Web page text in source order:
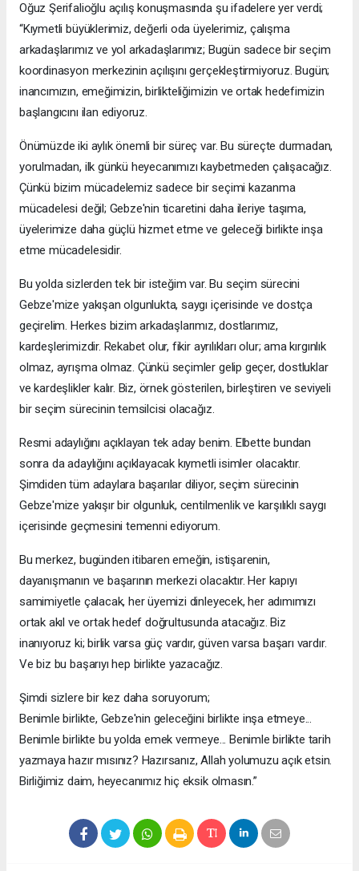
Oğuz Şerifalioğlu açılış konuşmasında şu ifadelere yer verdi;
“Kıymetli büyüklerimiz, değerli oda üyelerimiz, çalışma
arkadaşlarımız ve yol arkadaşlarımız; Bugün sadece bir seçim
koordinasyon merkezinin açılışını gerçekleştirmiyoruz. Bugün;
inancımızın, emeğimizin, birlikteliğimizin ve ortak hedefimizin
başlangıcını ilan ediyoruz.
Önümüzde iki aylık önemli bir süreç var. Bu süreçte durmadan,
yorulmadan, ilk günkü heyecanımızı kaybetmeden çalışacağız.
Çünkü bizim mücadelemiz sadece bir seçimi kazanma
mücadelesi değil; Gebze'nin ticaretini daha ileriye taşıma,
üyelerimize daha güçlü hizmet etme ve geleceği birlikte inşa
etme mücadelesidir.
Bu yolda sizlerden tek bir isteğim var. Bu seçim sürecini
Gebze'mize yakışan olgunlukta, saygı içerisinde ve dostça
geçirelim. Herkes bizim arkadaşlarımız, dostlarımız,
kardeşlerimizdir. Rekabet olur, fikir ayrılıkları olur; ama kırgınlık
olmaz, ayrışma olmaz. Çünkü seçimler gelip geçer, dostluklar
ve kardeşlikler kalır. Biz, örnek gösterilen, birleştiren ve seviyeli
bir seçim sürecinin temsilcisi olacağız.
Resmi adaylığını açıklayan tek aday benim. Elbette bundan
sonra da adaylığını açıklayacak kıymetli isimler olacaktır.
Şimdiden tüm adaylara başarılar diliyor, seçim sürecinin
Gebze'mize yakışır bir olgunluk, centilmenlik ve karşılıklı saygı
içerisinde geçmesini temenni ediyorum.
Bu merkez, bugünden itibaren emeğin, istişarenin,
dayanışmanın ve başarının merkezi olacaktır. Her kapıyı
samimiyetle çalacak, her üyemizi dinleyecek, her adımımızı
ortak akıl ve ortak hedef doğrultusunda atacağız. Biz
inanıyoruz ki; birlik varsa güç vardır, güven varsa başarı vardır.
Ve biz bu başarıyı hep birlikte yazacağız.
Şimdi sizlere bir kez daha soruyorum;
Benimle birlikte, Gebze'nin geleceğini birlikte inşa etmeye...
Benimle birlikte bu yolda emek vermeye... Benimle birlikte tarih
yazmaya hazır mısınız? Hazırsanız, Allah yolumuzu açık etsin.
Birliğimiz daim, heyecanımız hiç eksik olmasın.”